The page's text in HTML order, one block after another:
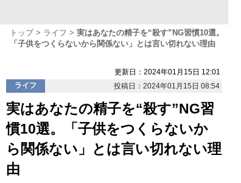
トップ ライフ
実はあなたの精子を“殺す”NG習慣10選。
「子供をつくらないから関係ない」とは言い切れない理由
更新日：2024年01月15日 12:01
ライフ
投稿日：2024年01月15日 08:54
実はあなたの精子を“殺す”NG習
慣10選。「子供をつくらないか
ら関係ない」とは言い切れない理
由